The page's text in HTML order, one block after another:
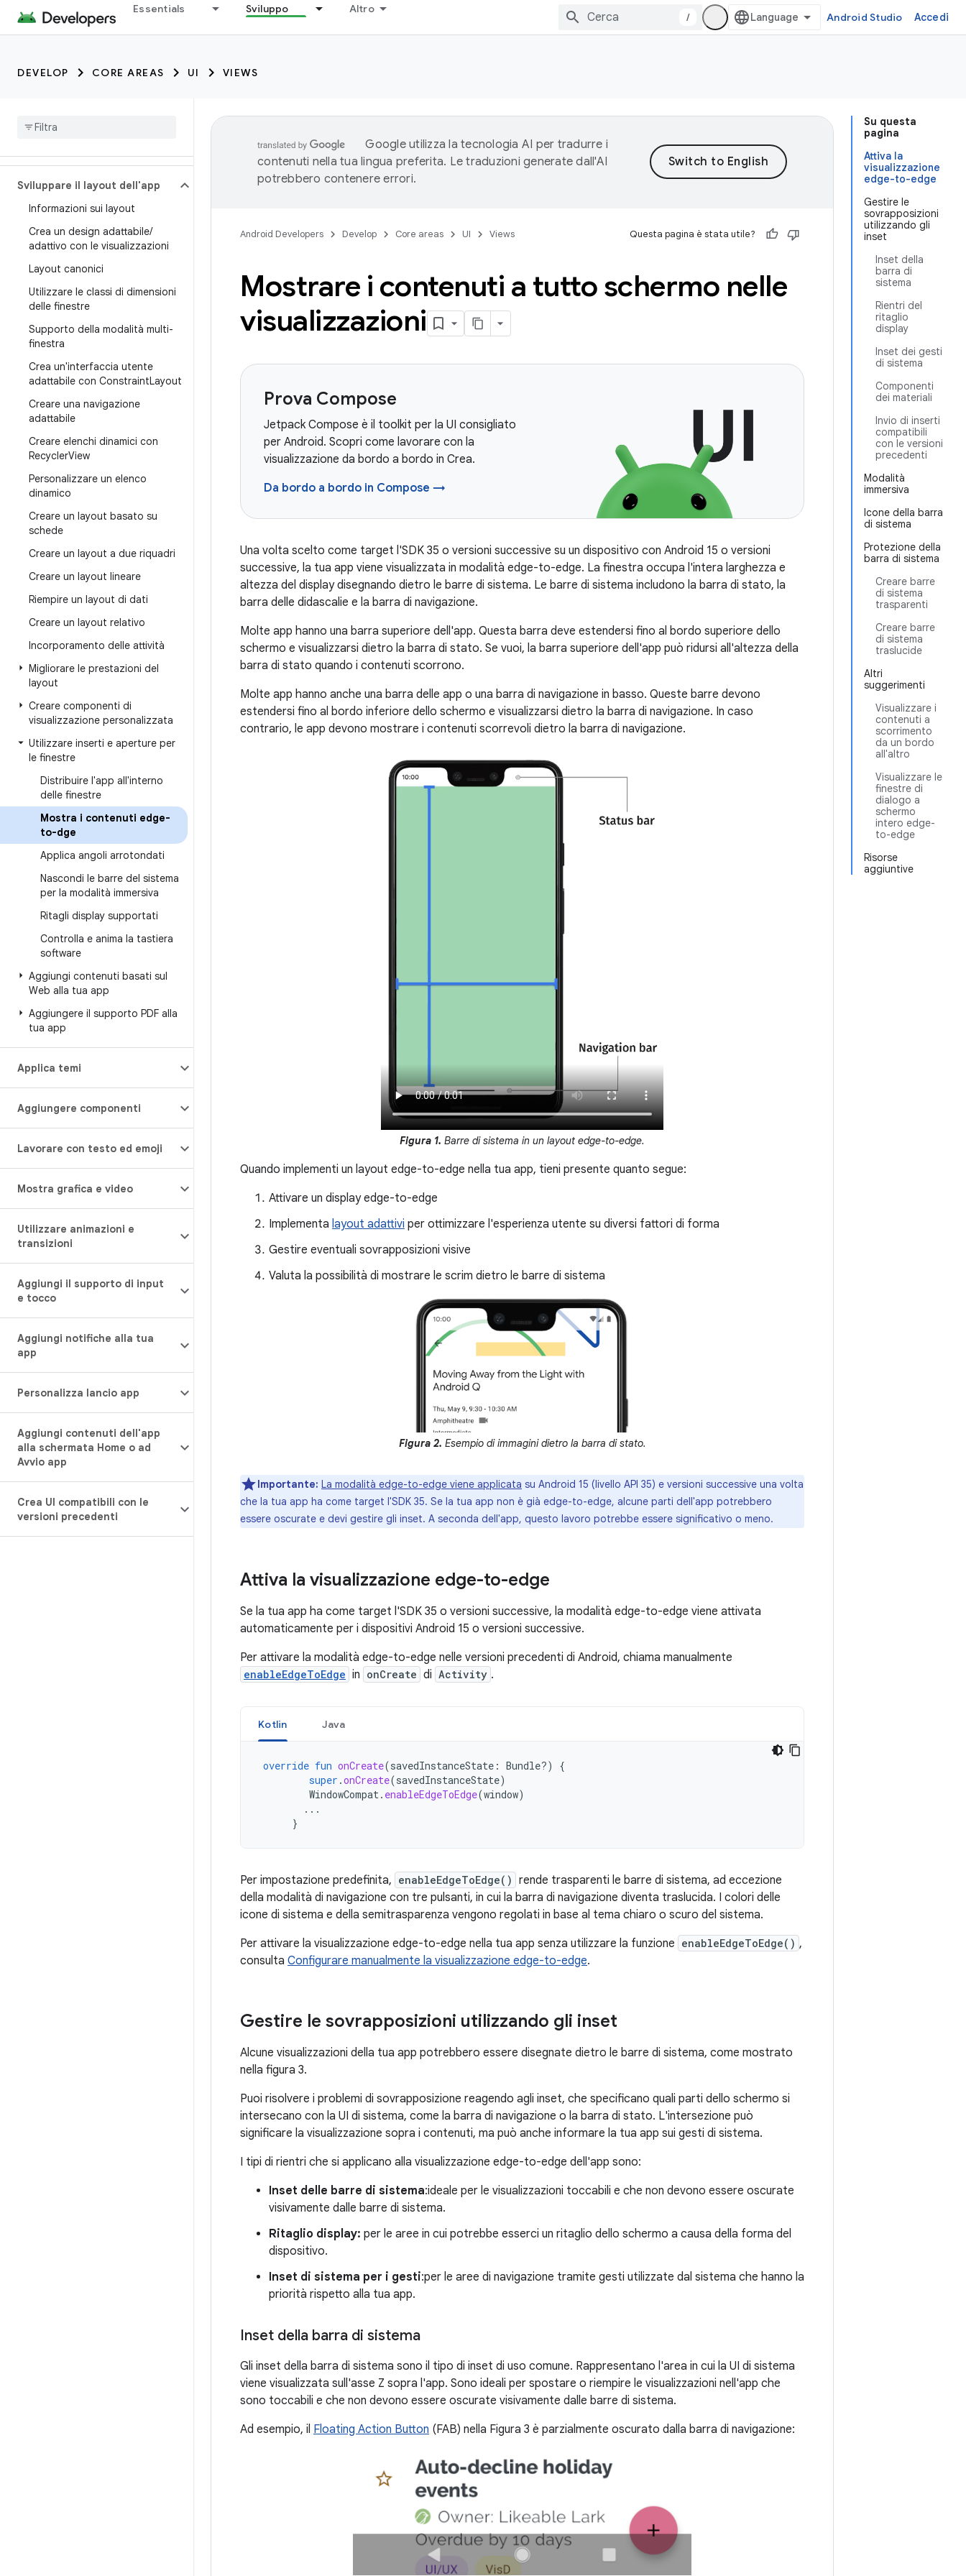
Essentials Sviluppo Altro
/ Android Studio Accedi
DEVELOP CORE AREAS UI VIEWS
Sviluppare il layout dell'app
Informazioni sui layout
Crea un design adattabile/
adattivo con le visualizzazioni
Layout canonici
Utilizzare le classi di dimensioni
delle finestre
Supporto della modalità multi-
finestra
Crea un'interfaccia utente
adattabile con ConstraintLayout
Creare una navigazione
adattabile
Creare elenchi dinamici con
RecyclerView
Personalizzare un elenco
dinamico
Creare un layout basato su
schede
Creare un layout a due riquadri
Creare un layout lineare
Riempire un layout di dati
Creare un layout relativo
Incorporamento delle attività
Migliorare le prestazioni del
layout
Creare componenti di
visualizzazione personalizzata
Utilizzare inserti e aperture per
le finestre
Distribuire l'app all'interno
delle finestre
Mostra i contenuti edge-
to-dge
Applica angoli arrotondati
Nascondi le barre del sistema
per la modalità immersiva
Ritagli display supportati
Controlla e anima la tastiera
software
Aggiungi contenuti basati sul
Web alla tua app
Aggiungere il supporto PDF alla
tua app
Applica temi
Aggiungere componenti
Lavorare con testo ed emoji
Mostra grafica e video
Utilizzare animazioni e
transizioni
Aggiungi il supporto di input
e tocco
Aggiungi notifiche alla tua
app
Personalizza lancio app
Aggiungi contenuti dell'app
alla schermata Home o ad
Avvio app
Crea UI compatibili con le
versioni precedenti
Su questa
pagina
Attiva la
visualizzazione
edge-to-edge
Gestire le
sovrapposizioni
utilizzando gli
inset
Inset della
barra di
sistema
Rientri del
ritaglio
display
Inset dei gesti
di sistema
Componenti
dei materiali
Invio di inserti
compatibili
con le versioni
precedenti
Modalità
immersiva
Icone della barra
di sistema
Protezione della
barra di sistema
Creare barre
di sistema
trasparenti
Creare barre
di sistema
traslucide
Altri
suggerimenti
Visualizzare i
contenuti a
scorrimento
da un bordo
all'altro
Visualizzare le
finestre di
dialogo a
schermo
intero edge-
to-edge
Risorse
aggiuntive
Google utilizza la tecnologia AI per tradurre i
contenuti nella tua lingua preferita. Le traduzioni generate dall'AI
potrebbero contenere errori.
Android Developers Develop Core areas UI Views Questa pagina è stata utile?
Mostrare i contenuti a tutto schermo nelle
visualizzazioni
Prova Compose
Jetpack Compose è il toolkit per la UI consigliato
per Android. Scopri come lavorare con la
visualizzazione da bordo a bordo in Crea.
Da bordo a bordo in Compose →
Una volta scelto come target l'SDK 35 o versioni successive su un dispositivo con Android 15 o versioni
successive, la tua app viene visualizzata in modalità edge-to-edge. La finestra occupa l'intera larghezza e
altezza del display disegnando dietro le barre di sistema. Le barre di sistema includono la barra di stato, la
barra delle didascalie e la barra di navigazione.
Molte app hanno una barra superiore dell'app. Questa barra deve estendersi fino al bordo superiore dello
schermo e visualizzarsi dietro la barra di stato. Se vuoi, la barra superiore dell'app può ridursi all'altezza della
barra di stato quando i contenuti scorrono.
Molte app hanno anche una barra delle app o una barra di navigazione in basso. Queste barre devono
estendersi fino al bordo inferiore dello schermo e visualizzarsi dietro la barra di navigazione. In caso
contrario, le app devono mostrare i contenuti scorrevoli dietro la barra di navigazione.
Figura 1. Barre di sistema in un layout edge-to-edge.
Quando implementi un layout edge-to-edge nella tua app, tieni presente quanto segue:
Attivare un display edge-to-edge
Implementa layout adattivi per ottimizzare l'esperienza utente su diversi fattori di forma
Gestire eventuali sovrapposizioni visive
Valuta la possibilità di mostrare le scrim dietro le barre di sistema
Figura 2. Esempio di immagini dietro la barra di stato.
Importante: La modalità edge-to-edge viene applicata su Android 15 (livello API 35) e versioni successive una volta
che la tua app ha come target l'SDK 35. Se la tua app non è già edge-to-edge, alcune parti dell'app potrebbero
essere oscurate e devi gestire gli inset. A seconda dell'app, questo lavoro potrebbe essere significativo o meno.
Attiva la visualizzazione edge-to-edge
Se la tua app ha come target l'SDK 35 o versioni successive, la modalità edge-to-edge viene attivata
automaticamente per i dispositivi Android 15 o versioni successive.
Per attivare la modalità edge-to-edge nelle versioni precedenti di Android, chiama manualmente
enableEdgeToEdge in onCreate di Activity .
Kotlin Java
override fun onCreate(savedInstanceState : Bundle?)
{
super .onCreate(savedInstanceState)
WindowCompat. enableEdgeToEdge(window)
...
}
Per impostazione predefinita, enableEdgeToEdge() rende trasparenti le barre di sistema, ad eccezione
della modalità di navigazione con tre pulsanti, in cui la barra di navigazione diventa traslucida. I colori delle
icone di sistema e della semitrasparenza vengono regolati in base al tema chiaro o scuro del sistema.
Per attivare la visualizzazione edge-to-edge nella tua app senza utilizzare la funzione enableEdgeToEdge() ,
consulta Configurare manualmente la visualizzazione edge-to-edge.
Gestire le sovrapposizioni utilizzando gli inset
Alcune visualizzazioni della tua app potrebbero essere disegnate dietro le barre di sistema, come mostrato
nella figura 3.
Puoi risolvere i problemi di sovrapposizione reagendo agli inset, che specificano quali parti dello schermo si
intersecano con la UI di sistema, come la barra di navigazione o la barra di stato. L'intersezione può
significare la visualizzazione sopra i contenuti, ma può anche informare la tua app sui gesti di sistema.
I tipi di rientri che si applicano alla visualizzazione edge-to-edge dell'app sono:
Inset delle barre di sistema:ideale per le visualizzazioni toccabili e che non devono essere oscurate
visivamente dalle barre di sistema.
Ritaglio display: per le aree in cui potrebbe esserci un ritaglio dello schermo a causa della forma del
dispositivo.
Inset di sistema per i gesti:per le aree di navigazione tramite gesti utilizzate dal sistema che hanno la
priorità rispetto alla tua app.
Inset della barra di sistema
Gli inset della barra di sistema sono il tipo di inset di uso comune. Rappresentano l'area in cui la UI di sistema
viene visualizzata sull'asse Z sopra l'app. Sono ideali per spostare o riempire le visualizzazioni nell'app che
sono toccabili e che non devono essere oscurate visivamente dalle barre di sistema.
Ad esempio, il Floating Action Button (FAB) nella Figura 3 è parzialmente oscurato dalla barra di navigazione: